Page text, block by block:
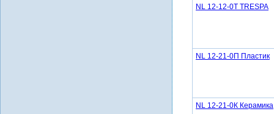
NL 12-12-0Т TRESPA
NL 12-21-0П Пластик
NL 12-21-0К Керамика